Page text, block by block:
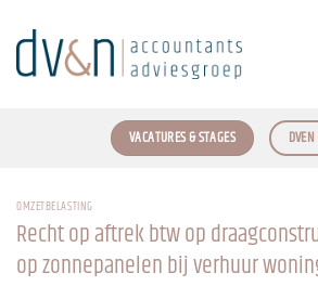
naar
inhoud
VACATURES & STAGES
OMZETBELASTING
Recht op aftrek btw op
op zonnepanelen bij verhuur